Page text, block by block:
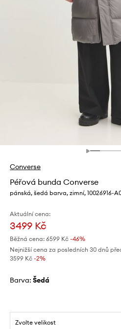
Converse
Péřová bunda Converse
pánská, šedá barva, zimní, 10026916-
Aktuální cena:
3499 Kč
Běžná cena: 6599 Kč -46%
Nejnižší cena za posledních 30 dnů
3599 Kč -2%
Barva: šedá
Zvolte velikost